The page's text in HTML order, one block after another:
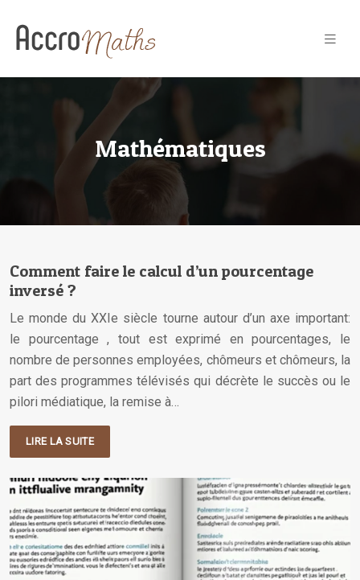
Mathématiques
Comment faire le calcul d’un pourcentage
inversé ?
Le monde du XXIe siècle tourne autour d’un axe important:
le pourcentage , tout est exprimé en pourcentages, le
nombre de personnes employées, chômeurs et chômeurs, la
part des programmes télévisés qui décrète le succès ou le
pilori médiatique, la remise à…
LIRE LA SUITE